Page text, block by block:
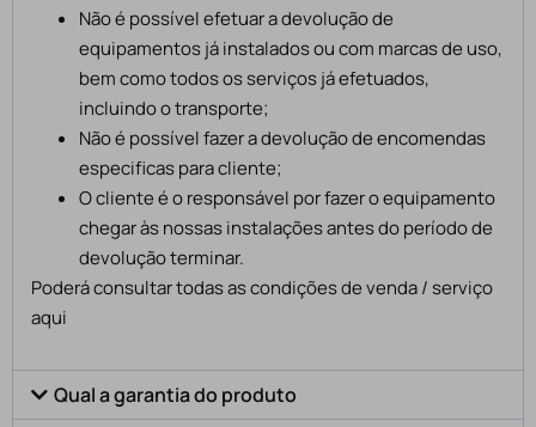
Não é possível efetuar a devolução de
equipamentos já instalados ou com marcas de uso,
bem como todos os serviços já efetuados,
incluindo o transporte;
Não é possível fazer a devolução de encomendas
especificas para cliente;
O cliente é o responsável por fazer o equipamento
chegar às nossas instalações antes do período de
devolução terminar.
Poderá consultar todas as condições de venda / serviço
aqui
Qual a garantia do produto